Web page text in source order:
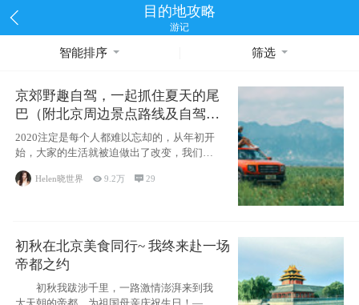
目的地攻略
游记
智能排序 筛选
京郊野趣自驾，一起抓住夏天的尾
巴（附北京周边景点路线及自驾攻
略）
2020注定是每个人都难以忘却的，从年初开
始，大家的生活就被迫做出了改变，我们也
不例外。本来双双辞职是为
Helen晓世界 9.2万 29
初秋在北京美食同行~ 我终来赴一场
帝都之约
初秋我跋涉千里，一路激情澎湃来到我